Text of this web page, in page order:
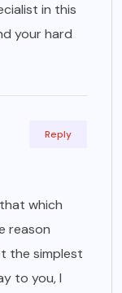
in this
your hard
which
reason
the simplest
to you, I
Reply